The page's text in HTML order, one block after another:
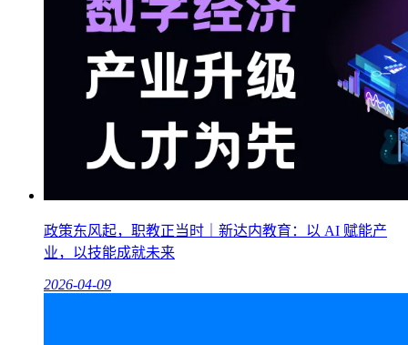
政策东风起，职教正当时｜新达内教育：以 AI 赋能产
业，以技能成就未来
2026-04-09